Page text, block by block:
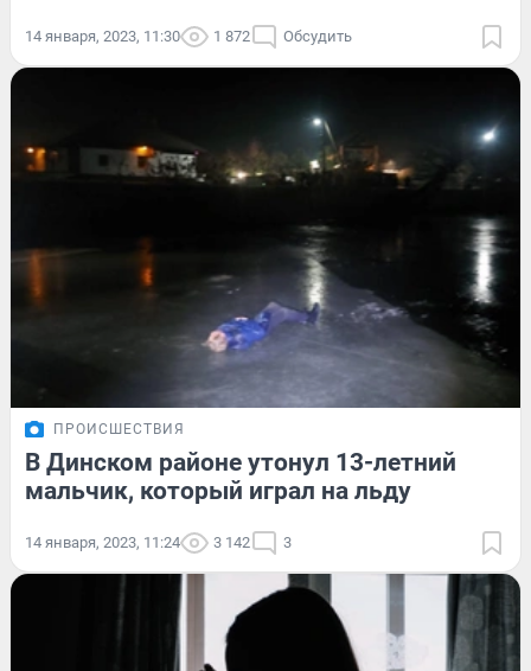
14 января, 2023, 11:30 1 872 Обсудить
ПРОИСШЕСТВИЯ
В Динском районе утонул 13-летний
мальчик, который играл на льду
14 января, 2023, 11:24 3 142 3